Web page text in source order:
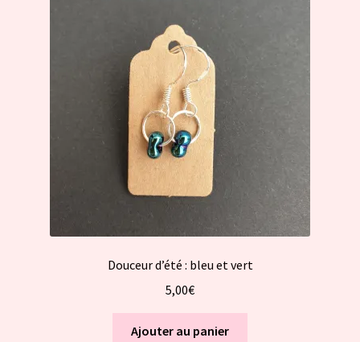
Douceur d’été : bleu et vert
5,00€
Ajouter au panier